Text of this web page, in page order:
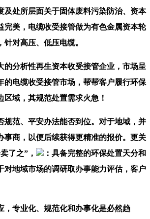
及处所层面关于固体废料污染防治、资本
完美，电缆收受接管做为有色金属资本轮
针对高压、低压电缆。
分析性再生资本收受接管企业，市场呈
的电缆收受接管市场，帮帮客户履行环保
区域，其规范处置需求火急！
范、平安办法能否到位。对于地域，并
事商，以便后续获得更精准的报价。更关
了之”，
：具备完整的环保处置天分和
对地域市场的调研取办事能力评估，客户
专业化、规范化和办事化是必然趋